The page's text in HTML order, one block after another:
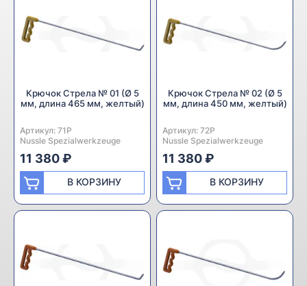
Крючок Стрела № 01 (Ø 5
мм, длина 465 мм, желтый)
Артикул: 71P
Производитель:
Nussle Spezialwerkzeuge
11 380 ₽
В КОРЗИНУ
Крючок Стрела № 02 (Ø 5
мм, длина 450 мм, желтый)
Артикул: 72P
Производитель:
Nussle Spezialwerkzeuge
11 380 ₽
В КОРЗИНУ